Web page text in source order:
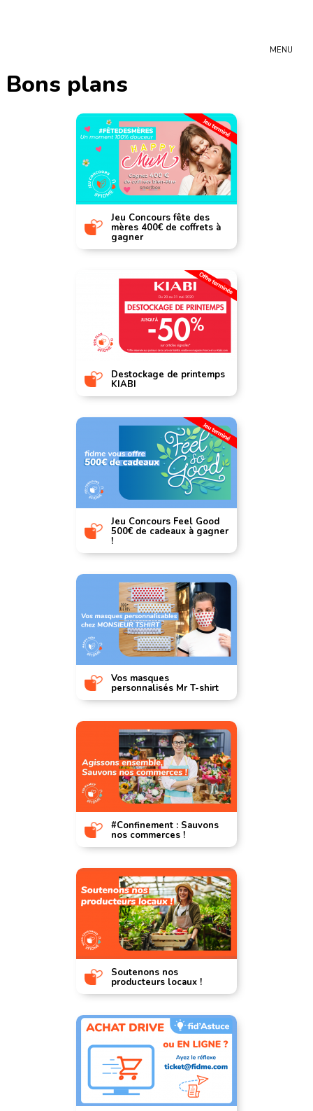
MENU
Bons plans
Jeu Concours fête des
mères 400€ de coffrets à
gagner
Destockage de printemps
KIABI
Jeu Concours Feel Good
500€ de cadeaux à gagner
!
Vos masques
personnalisés Mr T-shirt
#Confinement : Sauvons
nos commerces !
Soutenons nos
producteurs locaux !